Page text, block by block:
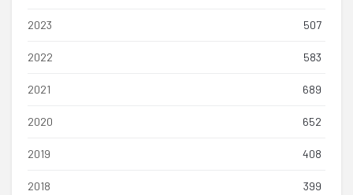
2023 507
2022 583
2021 689
2020 652
2019 408
2018 399